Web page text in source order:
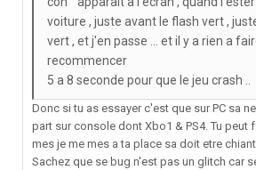
voiture , juste avant le flash vert ,
vert , et j'en passe ... et il y a rien a
recommencer
5 a 8 seconde pour que le jeu crash ..
Donc si tu as essayer c'est que sur PC sa
part sur console dont Xbo1 & PS4. Tu peut
mes je me mes a ta place sa doit etre
Sachez que se bug n'est pas un glitch car